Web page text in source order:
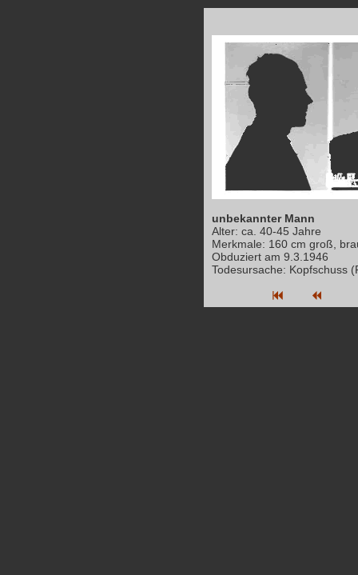
unbekannter Mann
Alter: ca. 40-45 Jahre
Merkmale: 160 cm groß,
Obduziert am 9.3.1946
Todesursache: Kopfschuss